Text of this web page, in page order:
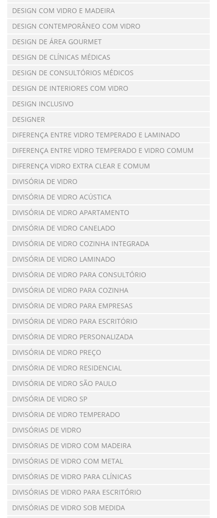
DESIGN COM VIDRO E MADEIRA
DESIGN CONTEMPORÂNEO COM VIDRO
DESIGN DE ÁREA GOURMET
DESIGN DE CLÍNICAS MÉDICAS
DESIGN DE CONSULTÓRIOS MÉDICOS
DESIGN DE INTERIORES COM VIDRO
DESIGN INCLUSIVO
DESIGNER
DIFERENÇA ENTRE VIDRO TEMPERADO E LAMINADO
DIFERENÇA ENTRE VIDRO TEMPERADO E VIDRO COMUM
DIFERENÇA VIDRO EXTRA CLEAR E COMUM
DIVISÓRIA DE VIDRO
DIVISÓRIA DE VIDRO ACÚSTICA
DIVISÓRIA DE VIDRO APARTAMENTO
DIVISÓRIA DE VIDRO CANELADO
DIVISÓRIA DE VIDRO COZINHA INTEGRADA
DIVISÓRIA DE VIDRO LAMINADO
DIVISÓRIA DE VIDRO PARA CONSULTÓRIO
DIVISÓRIA DE VIDRO PARA COZINHA
DIVISÓRIA DE VIDRO PARA EMPRESAS
DIVISÓRIA DE VIDRO PARA ESCRITÓRIO
DIVISÓRIA DE VIDRO PERSONALIZADA
DIVISÓRIA DE VIDRO PREÇO
DIVISÓRIA DE VIDRO RESIDENCIAL
DIVISÓRIA DE VIDRO SÃO PAULO
DIVISÓRIA DE VIDRO SP
DIVISÓRIA DE VIDRO TEMPERADO
DIVISÓRIAS DE VIDRO
DIVISÓRIAS DE VIDRO COM MADEIRA
DIVISÓRIAS DE VIDRO COM METAL
DIVISÓRIAS DE VIDRO PARA CLÍNICAS
DIVISÓRIAS DE VIDRO PARA ESCRITÓRIO
DIVISÓRIAS DE VIDRO SOB MEDIDA